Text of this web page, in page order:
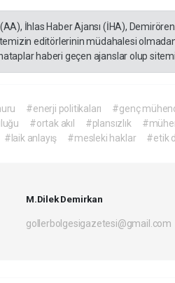
İhlas Haber Ajansı (İHA),
editörlerinin müdahalesi
haberi geçen ajanslar olup
#enerji politikaları #genç
#ortak akıl #plansızlık
#laik anlayış #mesleki haklar #etik
M.Dilek Demirkan
gollerbolgesigazetesi@gmail.com